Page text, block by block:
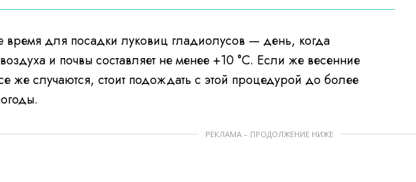
время для посадки луковиц гладиолусов — день, когда
и почвы составляет не менее +10 °C. Если же весенние
же случаются, стоит подождать с этой процедурой до более
РЕКЛАМА – ПРОДОЛЖЕНИЕ НИЖЕ